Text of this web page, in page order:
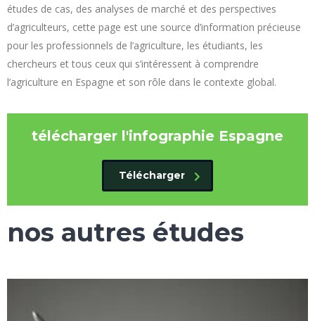
études de cas, des analyses de marché et des perspectives
d’agriculteurs, cette page est une source d’information précieuse
pour les professionnels de l’agriculture, les étudiants, les
chercheurs et tous ceux qui s’intéressent à comprendre
l’agriculture en Espagne et son rôle dans le contexte global.
télécharger l'infographie Espagne
Télécharger
nos autres études